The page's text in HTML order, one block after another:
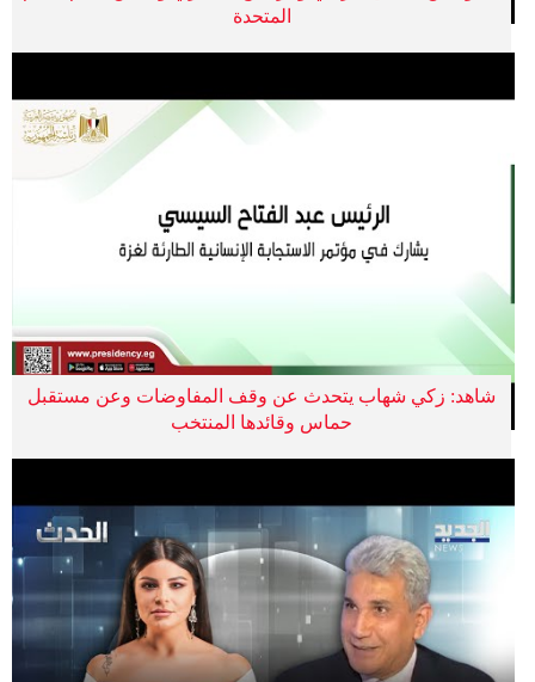
المتحدة
شاهد: زكي شهاب يتحدث عن وقف المفاوضات وعن مستقبل
حماس وقائدها المنتخب